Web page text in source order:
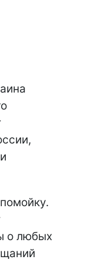
о любых